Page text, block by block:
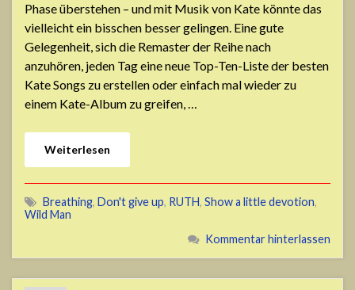
Phase überstehen – und mit Musik von Kate könnte das
vielleicht ein bisschen besser gelingen. Eine gute
Gelegenheit, sich die Remaster der Reihe nach
anzuhören, jeden Tag eine neue Top-Ten-Liste der besten
Kate Songs zu erstellen oder einfach mal wieder zu
einem Kate-Album zu greifen, …
Weiterlesen
Breathing, Don't give up, RUTH, Show a little devotion,
Wild Man
Kommentar hinterlassen